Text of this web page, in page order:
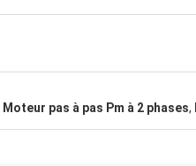
Moteur pas à pas Pm à 2 phases,